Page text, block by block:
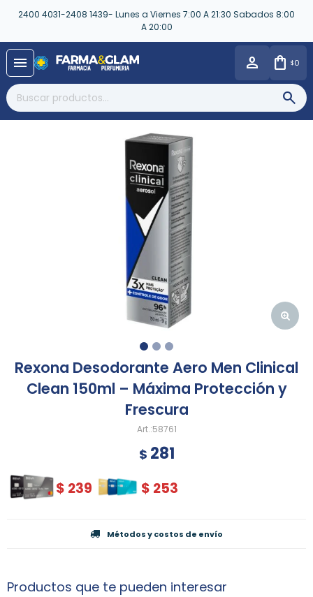
2400 4031-2408 1439- Lunes a Viernes 7:00 A 21:30 Sabados 8:00
A 20:00
menu $0
Rexona Desodorante Aero Men Clinical
Clean 150ml – Máxima Protección y
Frescura
58761
$ 281
$ 239 $ 253
Métodos y costos de envío
Productos que te pueden interesar